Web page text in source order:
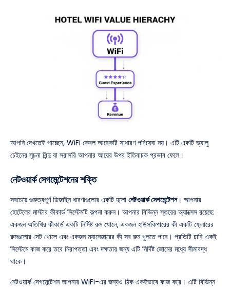
আপনি দেখতেই পাচ্ছেন, WiFi কেবল আরেকটি সাধারণ পরিষেবা নয়। এটি একটি ভ্যালু
চেইনের সূচনা বিন্দু যা সরাসরি আপনার আয়ের উপর ইতিবাচক প্রভাব ফেলে।
নেটওয়ার্ক সেগমেন্টেশনের শক্তি
সবচেয়ে গুরুত্বপূর্ণ ডিজাইন ধারণাগুলোর একটি হলো নেটওয়ার্ক সেগমেন্টেশন। আপনার
হোটেলের মাস্টার কীকার্ড সিস্টেমটি কল্পনা করুন। আপনার বিভিন্ন স্তরের অ্যাক্সেস রয়েছে:
একজন অতিথির কীকার্ড একটি নির্দিষ্ট রুম খোলে, একজন হাউসকিপারের কী একটি ফ্লোরের
রুমগুলোর সেট খোলে এবং একজন ম্যানেজারের কী সব রুম খুলতে পারে। প্রতিটি চাবি একই
সিস্টেমে কাজ করে তবে নিরাপত্তা এবং দক্ষতার জন্য এটি নির্দিষ্ট জোনের মধ্যে সীমাবদ্ধ
থাকে।
নেটওয়ার্ক সেগমেন্টেশন আপনার WiFi-এর জন্যও ঠিক একইভাবে কাজ করে। এটি বিভিন্ন